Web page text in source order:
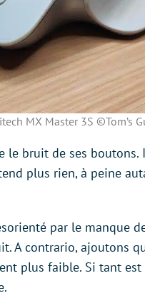
MX Master 3S ©Tom’s
le bruit de ses
plus rien, à peine
par le manque
A contrario, ajoutons
plus faible. Si tant